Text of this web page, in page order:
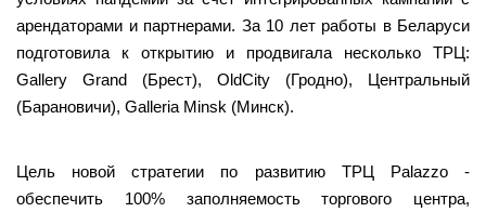
арендаторами и партнерами. За 10 лет работы в Беларуси
подготовила к открытию и продвигала несколько ТРЦ:
Gallery Grand (Брест), OldCity (Гродно), Центральный
(Барановичи), Galleria Minsk (Минск).
Цель новой стратегии по развитию ТРЦ Palazzo -
обеспечить 100% заполняемость торгового центра,